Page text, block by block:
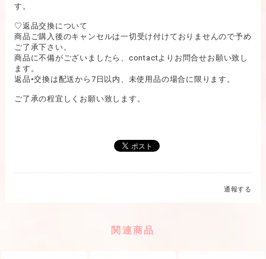
す。
♡返品交換について
商品ご購入後のキャンセルは一切受け付けておりませんので予め
ご了承下さい。
商品に不備がございましたら、contactよりお問合せお願い致し
ます。
返品•交換は配送から7日以内、未使用品の場合に限ります。
ご了承の程宜しくお願い致します。
通報する
関連商品